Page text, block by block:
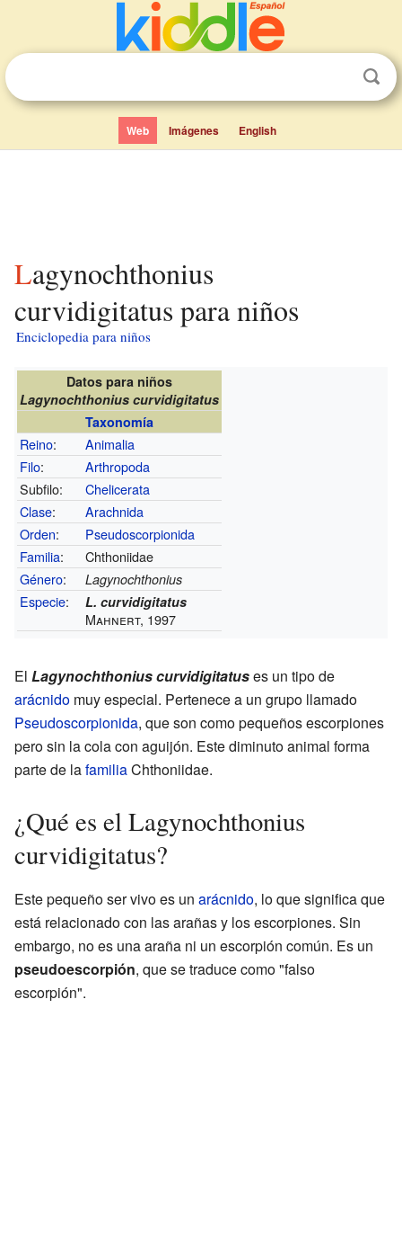
Web Imágenes English
Lagynochthonius
curvidigitatus para niños
Enciclopedia para niños
Datos para niños
Lagynochthonius curvidigitatus
Taxonomía
Reino:
Animalia
Filo:
Arthropoda
Subfilo:
Chelicerata
Clase:
Arachnida
Orden:
Pseudoscorpionida
Familia:
Chthoniidae
Género: Lagynochthonius
Especie: L. curvidigitatus
Mahnert, 1997
El Lagynochthonius curvidigitatuses un tipo de
arácnido muy especial. Pertenece a un grupo llamado
Pseudoscorpionida, que son como pequeños escorpiones
pero sin la cola con aguijón. Este diminuto animal forma
parte de lafamiliaChthoniidae.
¿Qué es el Lagynochthonius
curvidigitatus?
Este pequeño ser vivo es un arácnido, lo que significa que
está relacionado con las arañas y los escorpiones. Sin
embargo, no es una araña ni un escorpión común. Es un
pseudoescorpión, que se traduce como "falso
escorpión".